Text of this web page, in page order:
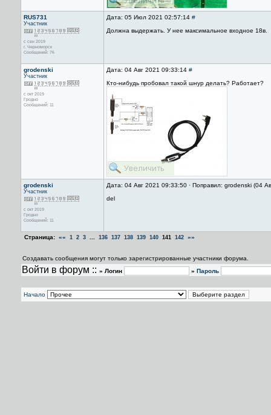
RUS731
Участник
с сен 2019
г. Черноморск
Сообщений: 76
Дата: 05 Июл 2021 02:57:14 #
Должна выдержать. У нее максимальное входное 18в.
grodenski
Участник
с окт 2019
Гродно
Сообщений: 11
Дата: 04 Авг 2021 09:33:14 #
Кто-нибудь пробовал такой шнур делать? Работает?
grodenski
Участник
с окт 2019
Гродно
Сообщений: 11
Дата: 04 Авг 2021 09:33:50 · Поправил: grodenski (04
del
Страница: «« 1 2 3 136 137 138 139 140 141 142 »»
Создавать сообщения могут только зарегистрированные участники форума.
Войти в форум :: » Логин » Пароль
Начало